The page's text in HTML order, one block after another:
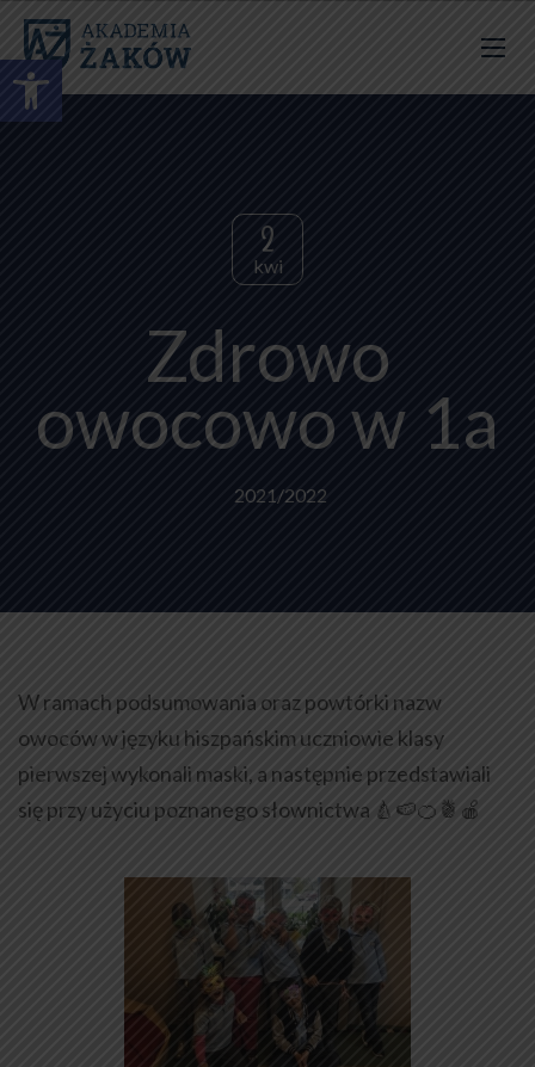
2
kwi
Zdrowo
owocowo w 1a
2021/2022
W ramach podsumowania oraz powtórki nazw
owoców w języku hiszpańskim uczniowie klasy
pierwszej wykonali maski, a następnie przedstawiali
się przy użyciu poznanego słownictwa 🍐🍉🍊🍍🍎
Otwórz pasek narzędzi